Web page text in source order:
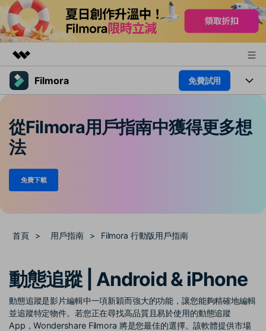
精選產品
實用工具
總覽
解決方案
關於我們
新聞中心
Filmora 免費試用
平台
素材
AI
影片 / 照片
音訊
文字
解決方案
收錄 100+ 熱門影片提示詞，快
速生成相似風格影片
每邀請一位連結註冊，就能獲得
100 點兌積分
部落格
幫助中心
聯絡我們 案例分享
立即購買
從Filmora用戶指南中獲得更多想
法
免費下載
首頁 > 用戶指南 > Filmora 行動版用戶指南
動態追蹤 | Android & iPhone
動態追蹤是影片編輯中一項新穎而強大的功能，讓您能夠精確地編輯
並追蹤特定物件。若您正在尋找高品質且易於使用的動態追蹤
App，Wondershare Filmora 將是您最佳的選擇。該軟體提供市場